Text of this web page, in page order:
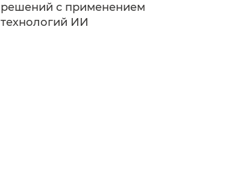
решений с применением
технологий ИИ